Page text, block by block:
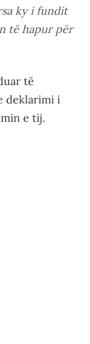
ky i fundit
të hapur për
të
deklarimi i
e tij.